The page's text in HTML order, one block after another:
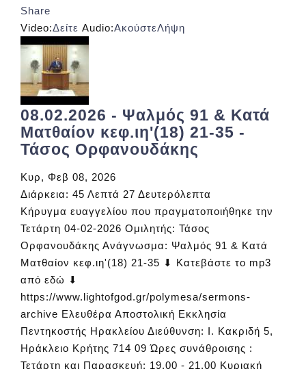
Share
Video:Δείτε Audio:ΑκούστεΛήψη
08.02.2026 - Ψαλμός 91 & Κατά
Ματθαίον κεφ.ιη'(18) 21-35 -
Τάσος Ορφανουδάκης
Κυρ, Φεβ 08, 2026
Διάρκεια: 45 Λεπτά 27 Δευτερόλεπτα
Κήρυγμα ευαγγελίου που πραγματοποιήθηκε την
Τετάρτη 04-02-2026 Ομιλητής: Τάσος
Ορφανουδάκης Ανάγνωσμα: Ψαλμός 91 & Κατά
Ματθαίον κεφ.ιη'(18) 21-35 ⬇ Κατεβάστε το mp3
από εδώ ⬇
https://www.lightofgod.gr/polymesa/sermons-
archive Ελευθέρα Αποστολική Εκκλησία
Πεντηκοστής Ηρακλείου Διεύθυνση: Ι. Κακριδή 5,
Ηράκλειο Κρήτης 714 09 Ώρες συνάθροισης :
Τετάρτη και Παρασκευή: 19.00 - 21.00 Κυριακή